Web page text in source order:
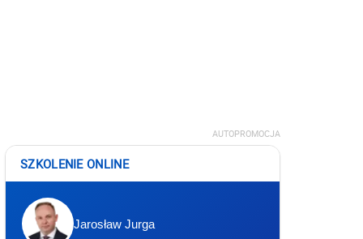
AUTOPROMOCJA
SZKOLENIE ONLINE
Jarosław Jurga